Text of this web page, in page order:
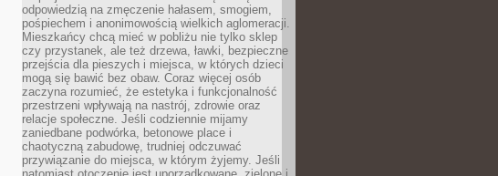
odpowiedzią na zmęczenie hałasem, smogiem,
pośpiechem i anonimowością wielkich aglomeracji.
Mieszkańcy chcą mieć w pobliżu nie tylko sklep
czy przystanek, ale też drzewa, ławki, bezpieczne
przejścia dla pieszych i miejsca, w których dzieci
mogą się bawić bez obaw. Coraz więcej osób
zaczyna rozumieć, że estetyka i funkcjonalność
przestrzeni wpływają na nastrój, zdrowie oraz
relacje społeczne. Jeśli codziennie mijamy
zaniedbane podwórka, betonowe place i
chaotyczną zabudowę, trudniej odczuwać
przywiązanie do miejsca, w którym żyjemy. Jeśli